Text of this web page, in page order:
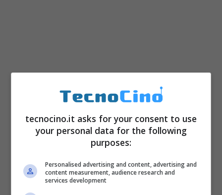
4GB -> 80 euro
tecnocino.it asks for your consent to use
your personal data for the following
purposes:
Personalised advertising and content, advertising and
content measurement, audience research and
services development